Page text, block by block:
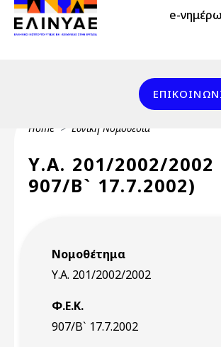
Skip to main content
Header Top 2 e-
Header Top
Επικοινωνία
Breadcrumb
Home Εθνική Νομοθεσία
Υ.Α. 201/2002/
907/Β` 17.7.2002)
Νομοθέτημα
Υ.Α. 201/2002/2002
Φ.Ε.Κ.
907/Β` 17.7.2002